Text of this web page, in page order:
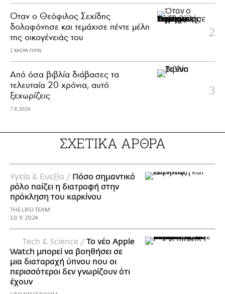
Όταν ο Θεόφιλος Σεχίδης
δολοφόνησε και τεμάχισε πέντε μέλη
της οικογένειάς του
1 ΜΕΡΑ ΠΡΙΝ
Από όσα βιβλία διάβασες τα
τελευταία 20 χρόνια, αυτό
ξεχωρίζεις
7.8.2026
ΣΧΕΤΙΚΑ ΑΡΘΡΑ
Υγεία & Ευεξία / Πόσο σημαντικό
ρόλο παίζει η διατροφή στην
πρόκληση του καρκίνου
THE LIFO TEAM
10.9.2024
Τech & Science /Το νέο Apple
Watch μπορεί να βοηθήσει σε
μια διαταραχή ύπνου που οι
περισσότεροι δεν γνωρίζουν ότι
έχουν